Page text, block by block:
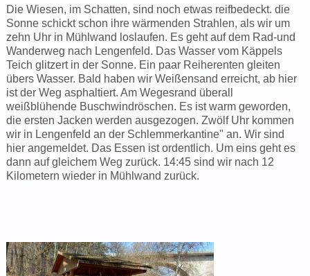
Die Wiesen, im Schatten, sind noch etwas reifbedeckt. die
Sonne schickt schon ihre wärmenden Strahlen, als wir um
zehn Uhr in Mühlwand loslaufen. Es geht auf dem Rad-und
Wanderweg nach Lengenfeld. Das Wasser vom Käppels
Teich glitzert in der Sonne. Ein paar Reiherenten gleiten
übers Wasser. Bald haben wir Weißensand erreicht, ab hier
ist der Weg asphaltiert. Am Wegesrand überall
weißblühende Buschwindröschen. Es ist warm geworden,
die ersten Jacken werden ausgezogen. Zwölf Uhr kommen
wir in Lengenfeld an der Schlemmerkantine" an. Wir sind
hier angemeldet. Das Essen ist ordentlich. Um eins geht es
dann auf gleichem Weg zurück. 14:45 sind wir nach 12
Kilometern wieder in Mühlwand zurück.